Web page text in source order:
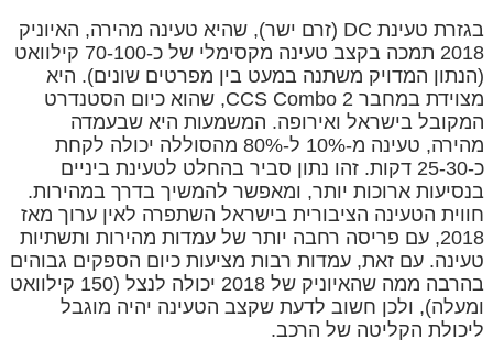
בגזרת טעינת DC (זרם ישר), שהיא טעינה מהירה, האיוניק
2018 תמכה בקצב טעינה מקסימלי של כ-70-100 קילוואט
(הנתון המדויק משתנה במעט בין מפרטים שונים). היא
מצוידת במחבר CCS Combo 2, שהוא כיום הסטנדרט
המקובל בישראל ואירופה. המשמעות היא שבעמדה
מהירה, טעינה מ-10% ל-80% מהסוללה יכולה לקחת
כ-25-30 דקות. זהו נתון סביר בהחלט לטעינת ביניים
בנסיעות ארוכות יותר, ומאפשר להמשיך בדרך במהירות.
חווית הטעינה הציבורית בישראל השתפרה לאין ערוך מאז
2018, עם פריסה רחבה יותר של עמדות מהירות ותשתיות
טעינה. עם זאת, עמדות רבות מציעות כיום הספקים גבוהים
בהרבה ממה שהאיוניק של 2018 יכולה לנצל (150 קילוואט
ומעלה), ולכן חשוב לדעת שקצב הטעינה יהיה מוגבל
ליכולת הקליטה של הרכב.